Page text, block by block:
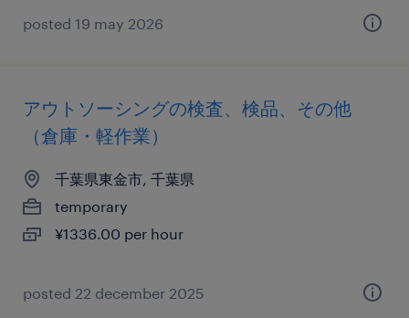
posted 19 may 2026
アウトソーシングの検査、検品、その他
（倉庫・軽作業）
千葉県東金市, 千葉県
temporary
¥1336.00 per hour
posted 22 december 2025